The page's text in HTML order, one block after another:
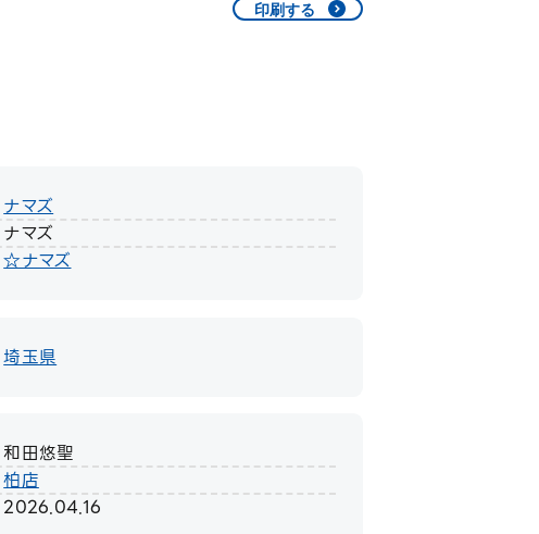
印刷する
ナマズ
ナマズ
☆ナマズ
埼玉県
和田悠聖
柏店
2026.04.16